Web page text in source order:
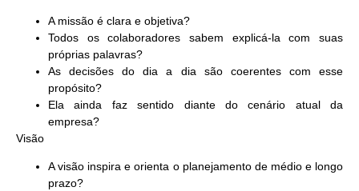
A missão é clara e objetiva?
Todos os colaboradores sabem explicá-la com suas
próprias palavras?
As decisões do dia a dia são coerentes com esse
propósito?
Ela ainda faz sentido diante do cenário atual da
empresa?
Visão
A visão inspira e orienta o planejamento de médio e longo
prazo?